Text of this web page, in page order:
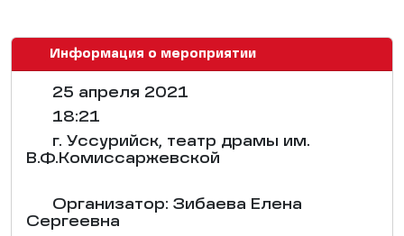
Информация о мероприятии
25 апреля 2021
18:21
г. Уссурийск, театр драмы им.
В.Ф.Комиссаржевской
Организатор: Зибаева Елена
Сергеевна